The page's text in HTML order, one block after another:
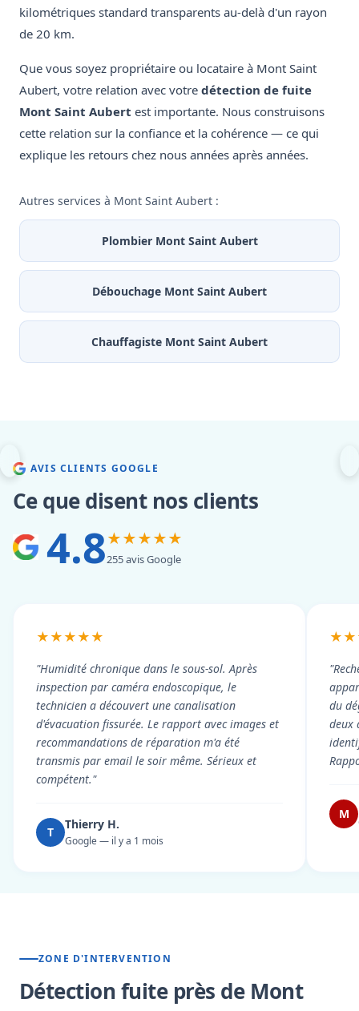
kilométriques standard transparents au-delà d'un rayon
de 20 km.
Que vous soyez propriétaire ou locataire à Mont Saint
Aubert, votre relation avec votre détection de fuite
Mont Saint Aubert est importante. Nous construisons
cette relation sur la confiance et la cohérence — ce qui
explique les retours chez nous années après années.
Autres services à Mont Saint Aubert :
Plombier Mont Saint Aubert
Débouchage Mont Saint Aubert
Chauffagiste Mont Saint Aubert
AVIS CLIENTS GOOGLE
Ce que disent nos clients
4.8★★★★★
255 avis Google
★★★★★
"Humidité chronique dans le sous-sol. Après
inspection par caméra endoscopique, le
technicien a découvert une canalisation
d'évacuation fissurée. Le rapport avec images et
recommandations de réparation m'a été
transmis par email le soir même. Sérieux et
compétent."
T
Thierry H.
Google — il y a 1 mois
du
deux
M
ZONE D'INTERVENTION
Détection fuite près de Mont